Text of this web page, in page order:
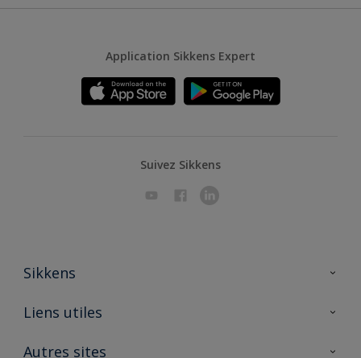
Application Sikkens Expert
Suivez Sikkens
Sikkens
A propos de Sikkens
Liens utiles
Ouvrir un magasin PASS
Autres sites